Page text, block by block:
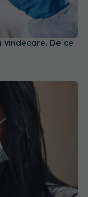
De ce
după COVID